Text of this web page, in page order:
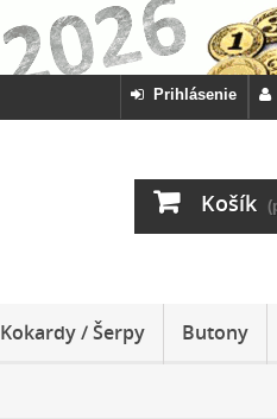
Prihlásenie
Košík
Kokardy / Šerpy Butony